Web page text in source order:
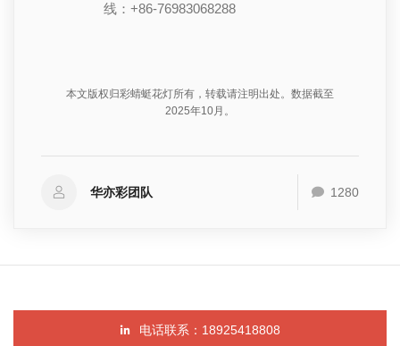
线：+86-76983068288
本文版权归彩蜻蜓花灯所有，转载请注明出处。数据截至
2025年10月。
华亦彩团队 1280
电话联系：18925418808